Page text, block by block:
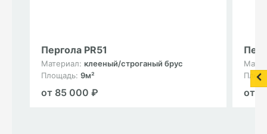
Пергола PR51
Материал: клееный/строганый брус
Площадь: 9м²
от 85 000 ₽ от